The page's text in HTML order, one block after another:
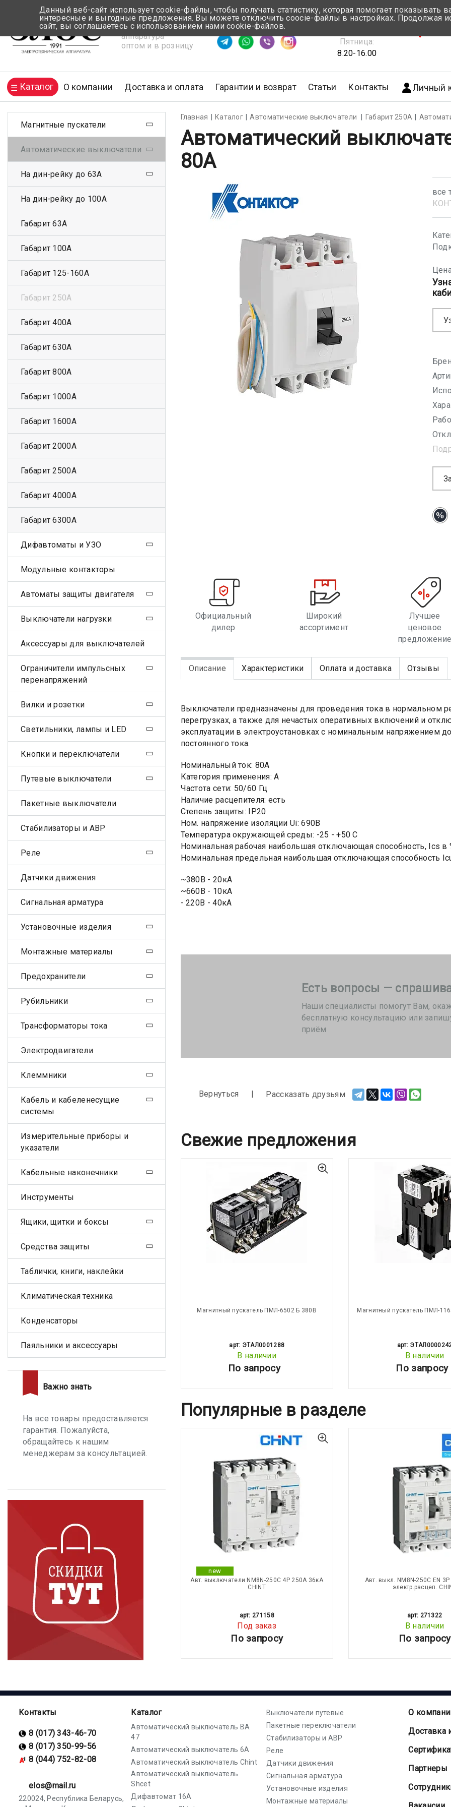
Электротехническая
аппаратура
оптом и в розницу
Время ответа ≈ 5 мин
Понедельник-Четверг:
Пятница:
8.20-16.00
Каталог О компании Доставка и оплата Гарантии и возврат Статьи Контакты Личный
Главная Каталог Автоматические выключатели Габарит 250А
Автоматический
80А
все
Официальный
дилер
Широкий
ассортимент
Лучшее
ценовое
предложение
Описание Характеристики Оплата и доставка Отзывы
Выключатели предназначены для проведения тока в нормальном
перегрузках, а также для нечастых оперативных включений и
эксплуатации в электроустановках с номинальным напряжением
постоянного тока.
Номинальный ток: 80А
Категория применения: А
Частота сети: 50/60 Гц
Наличие расцепителя: есть
Степень защиты: IP20
Ном. напряжение изоляции Ui: 690В
Температура окружающей среды: -25 - +50 С
Номинальная рабочая наибольшая отключающая способность, Ics в
Номинальная предельная наибольшая отключающая способность
~380В - 20кА
~660В - 10кА
- 220В - 40кА
Есть вопросы —
Наши специалисты помогут Вам,
бесплатную консультацию или
приём
Вернуться Рассказать друзьям
Свежие предложения
Магнитный пускатель ПМЛ-6502 Б 380В
арт: ЭТАЛ0001288
В наличии
По запросу
Магнитный пускатель ПМЛ-
арт:
В наличии
По запросу
Популярные в разделе
new
Авт. выключатели NM8N-250C 4Р 250А 36кА
CHINT
арт: 271158
Под заказ
По запросу
Авт. выкл. NM8N-250C EN
электр.расцеп.
арт: 271322
В наличии
По запросу
Магнитные пускатели
Автоматические выключатели
На дин-рейку до 63А
На дин-рейку до 100А
Габарит 63А
Габарит 100А
Габарит 125-160А
Габарит 250А
Габарит 400А
Габарит 630А
Габарит 800А
Габарит 1000А
Габарит 1600А
Габарит 2000А
Габарит 2500А
Габарит 4000А
Габарит 6300А
Дифавтоматы и УЗО
Модульные контакторы
Автоматы защиты двигателя
Выключатели нагрузки
Аксессуары для выключателей
Ограничители импульсных
перенапряжений
Вилки и розетки
Светильники, лампы и LED
Кнопки и переключатели
Путевые выключатели
Пакетные выключатели
Стабилизаторы и АВР
Реле
Датчики движения
Сигнальная арматура
Установочные изделия
Монтажные материалы
Предохранители
Рубильники
Трансформаторы тока
Электродвигатели
Клеммники
Кабель и кабеленесущие
системы
Измерительные приборы и
указатели
Кабельные наконечники
Инструменты
Ящики, щитки и боксы
Средства защиты
Таблички, книги, наклейки
Климатическая техника
Конденсаторы
Паяльники и аксессуары
Важно знать
На все товары предоставляется
гарантия. Пожалуйста,
обращайтесь к нашим
менеджерам за консультацией.
Контакты
8 (017) 343-46-70
8 (017) 350-99-56
8 (044) 752-82-08
elos@mail.ru
220024, Республика Беларусь,
Каталог
Автоматический выключатель ВА
47
Автоматический выключатель 6А
Автоматический выключатель Chint
Автоматический выключатель
Shcet
Дифавтомат 16А
Выключатели путевые
Пакетные переключатели
Стабилизаторы и АВР
Реле
Датчики движения
Сигнальная арматура
Установочные изделия
Монтажные материалы
О
Доставка
Партнеры
Данный веб-сайт использует cookie-файлы, чтобы получать статистику, которая помогает показывать
интересные и выгодные предложения. Вы можете отключить coocie-файлы в настройках. Продолжая
сайт, вы соглашаетесь с использованием нами cookie-файлов.